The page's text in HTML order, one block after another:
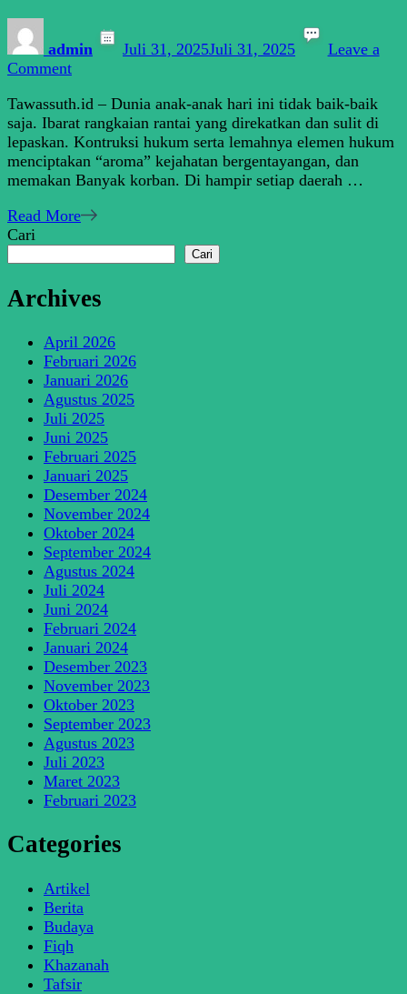
admin Juli 31, 2025Juli 31, 2025
Leave a
Commenton
Anak
dalam
Mimpi
Buruk
Tawassuth.id – Dunia anak-anak hari ini tidak baik-baik
saja. Ibarat rangkaian rantai yang direkatkan dan sulit di
lepaskan. Kontruksi hukum serta lemahnya elemen hukum
menciptakan “aroma” kejahatan bergentayangan, dan
memakan Banyak korban. Di hampir setiap daerah …
Read More
Cari
Cari
Archives
April 2026
Februari 2026
Januari 2026
Agustus 2025
Juli 2025
Juni 2025
Februari 2025
Januari 2025
Desember 2024
November 2024
Oktober 2024
September 2024
Agustus 2024
Juli 2024
Juni 2024
Februari 2024
Januari 2024
Desember 2023
November 2023
Oktober 2023
September 2023
Agustus 2023
Juli 2023
Maret 2023
Februari 2023
Categories
Artikel
Berita
Budaya
Fiqh
Khazanah
Tafsir